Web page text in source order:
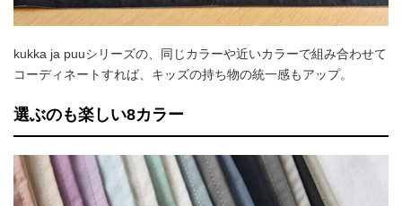
kukka ja puuシリーズの、同じカラーや近いカラーで組み合わせて
コーディネートすれば、キッズの持ち物の統一感もアップ。
選ぶのも楽しい8カラー